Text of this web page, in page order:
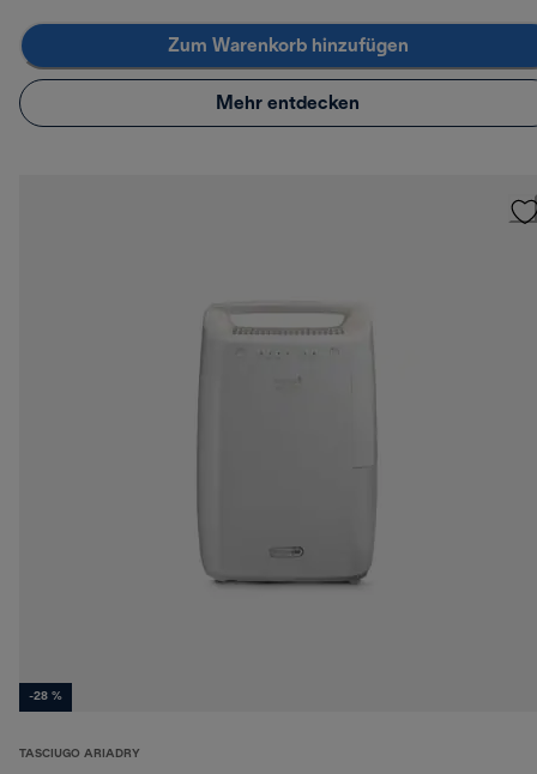
Zum Warenkorb hinzufügen
Mehr entdecken
-28 %
TASCIUGO ARIADRY